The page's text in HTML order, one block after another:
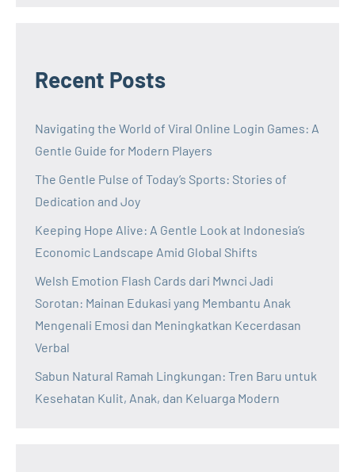
Recent Posts
Navigating the World of Viral Online Login Games: A
Gentle Guide for Modern Players
The Gentle Pulse of Today’s Sports: Stories of
Dedication and Joy
Keeping Hope Alive: A Gentle Look at Indonesia’s
Economic Landscape Amid Global Shifts
Welsh Emotion Flash Cards dari Mwnci Jadi
Sorotan: Mainan Edukasi yang Membantu Anak
Mengenali Emosi dan Meningkatkan Kecerdasan
Verbal
Sabun Natural Ramah Lingkungan: Tren Baru untuk
Kesehatan Kulit, Anak, dan Keluarga Modern